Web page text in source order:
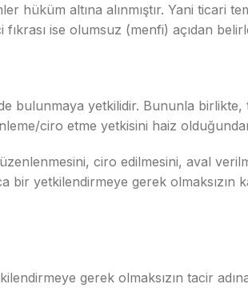
hüküm altına alınmıştır. Yani ticari
ise olumsuz (menfi) açıdan
bulunmaya yetkilidir. Bununla
ciro etme yetkisini haiz
ciro edilmesini, aval
bir yetkilendirmeye gerek olmaksızın
gerek olmaksızın tacir